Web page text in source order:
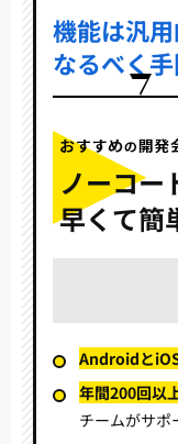
機能は汎
なるべく
ノーコー
早くて簡
Androidと
年間200回以
チームがサポ